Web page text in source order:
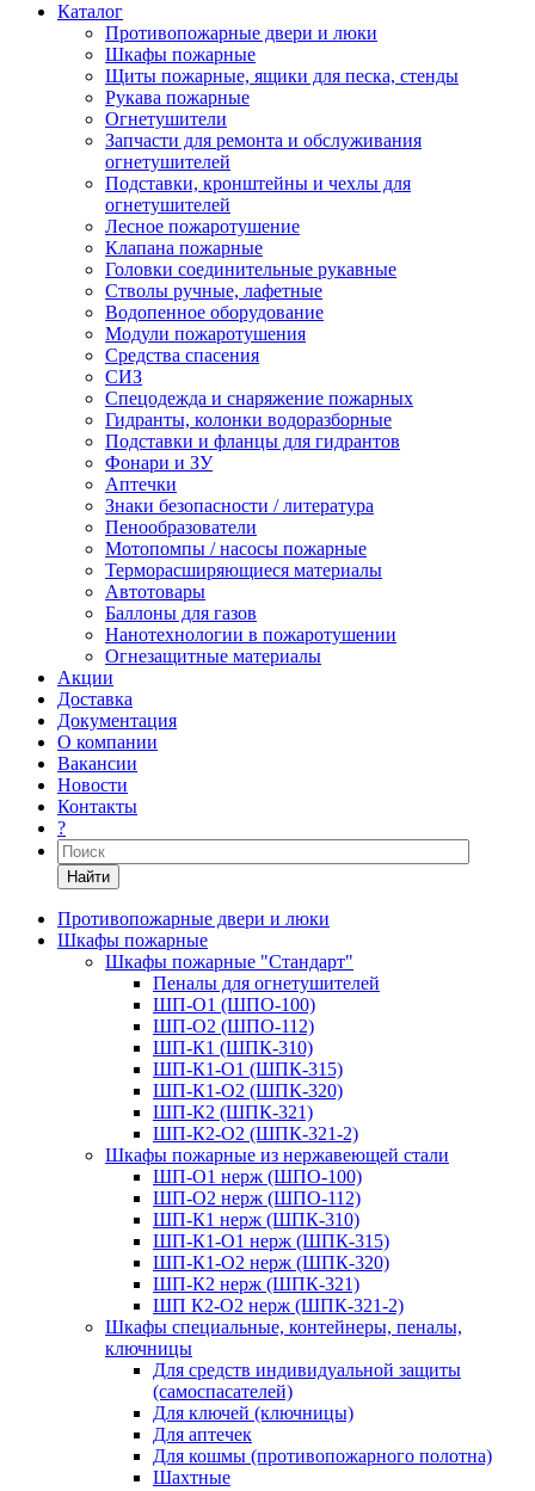
Каталог
Противопожарные двери и люки
Шкафы пожарные
Щиты пожарные, ящики для песка, стенды
Рукава пожарные
Огнетушители
Запчасти для ремонта и обслуживания
огнетушителей
Подставки, кронштейны и чехлы для
огнетушителей
Лесное пожаротушение
Клапана пожарные
Головки соединительные рукавные
Стволы ручные, лафетные
Водопенное оборудование
Модули пожаротушения
Средства спасения
СИЗ
Спецодежда и снаряжение пожарных
Гидранты, колонки водоразборные
Подставки и фланцы для гидрантов
Фонари и ЗУ
Аптечки
Знаки безопасности / литература
Пенообразователи
Мотопомпы / насосы пожарные
Терморасширяющиеся материалы
Автотовары
Баллоны для газов
Нанотехнологии в пожаротушении
Огнезащитные материалы
Акции
Доставка
Документация
О компании
Вакансии
Новости
Контакты
?
Найти
Противопожарные двери и люки
Шкафы пожарные
Шкафы пожарные "Стандарт"
Пеналы для огнетушителей
ШП-О1 (ШПО-100)
ШП-О2 (ШПО-112)
ШП-К1 (ШПК-310)
ШП-К1-О1 (ШПК-315)
ШП-К1-О2 (ШПК-320)
ШП-К2 (ШПК-321)
ШП-К2-О2 (ШПК-321-2)
Шкафы пожарные из нержавеющей стали
ШП-О1 нерж (ШПО-100)
ШП-О2 нерж (ШПО-112)
ШП-К1 нерж (ШПК-310)
ШП-К1-О1 нерж (ШПК-315)
ШП-К1-О2 нерж (ШПК-320)
ШП-К2 нерж (ШПК-321)
ШП К2-О2 нерж (ШПК-321-2)
Шкафы специальные, контейнеры, пеналы,
ключницы
Для средств индивидуальной защиты
(самоспасателей)
Для ключей (ключницы)
Для аптечек
Для кошмы (противопожарного полотна)
Шахтные